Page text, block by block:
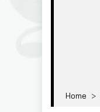
Home >